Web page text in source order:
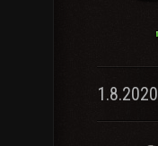
1.8.2020